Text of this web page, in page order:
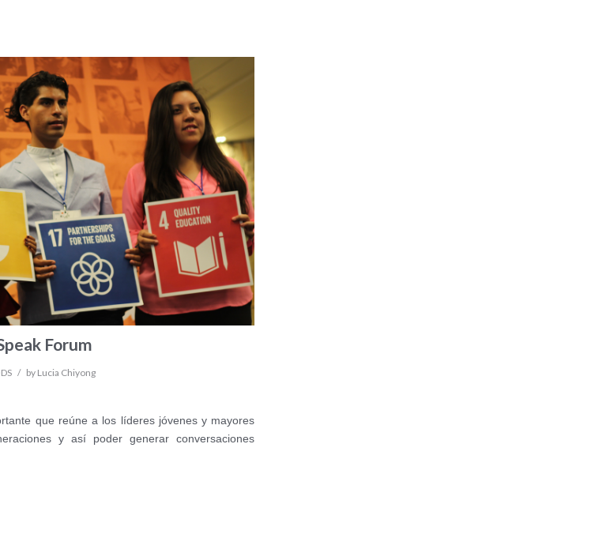
Forum
/ by Lucia Chiyong
que reúne a los líderes jóvenes y mayores
y así poder generar conversaciones